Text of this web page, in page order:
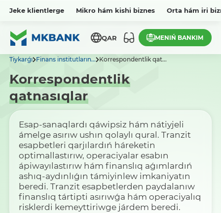
Jeke klientlerge Mikro hám kishi biznes Orta hám iri
QAR MENIŃ BANKIM
Tiykarǵı Finans institutların... Korrespondentlik qat...
Korrespondentlik
qatnasıqlar
Esap-sanaqlardı qáwipsiz hám nátiyjeli
ámelge asırıw ushın qolaylı qural. Tranzit
esapbetleri qarjılardıń háreketin
optimallastırıw, operaciyalar esabın
ápiwayılastırıw hám finanslıq aǵımlardıń
ashıq-aydınlıǵın támiyinlew imkaniyatın
beredi. Tranzit esapbetlerden paydalanıw
finanslıq tártipti asırıwǵa hám operaciyalıq
risklerdi kemeyttiriwge járdem beredi.